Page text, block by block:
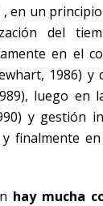
en un
del
en el
1986) y
luego en
y gestión
y finalmente
hay mucha